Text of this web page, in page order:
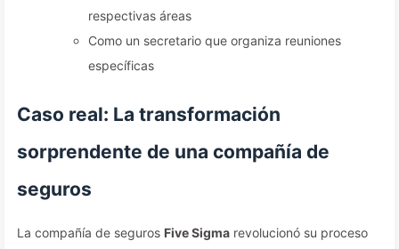
respectivas áreas
Como un secretario que organiza reuniones
específicas
Caso real: La transformación
sorprendente de una compañía de
seguros
La compañía de seguros Five Sigma revolucionó su proceso